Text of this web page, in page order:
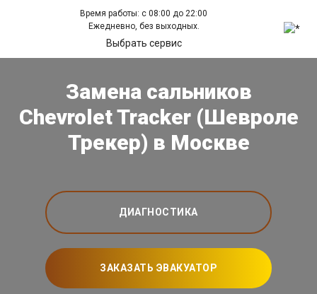
Время работы: с 08:00 до 22:00
Ежедневно, без выходных.
Выбрать сервис
Замена сальников
Chevrolet Tracker (Шевроле
Трекер) в Москве
ДИАГНОСТИКА
ЗАКАЗАТЬ ЭВАКУАТОР